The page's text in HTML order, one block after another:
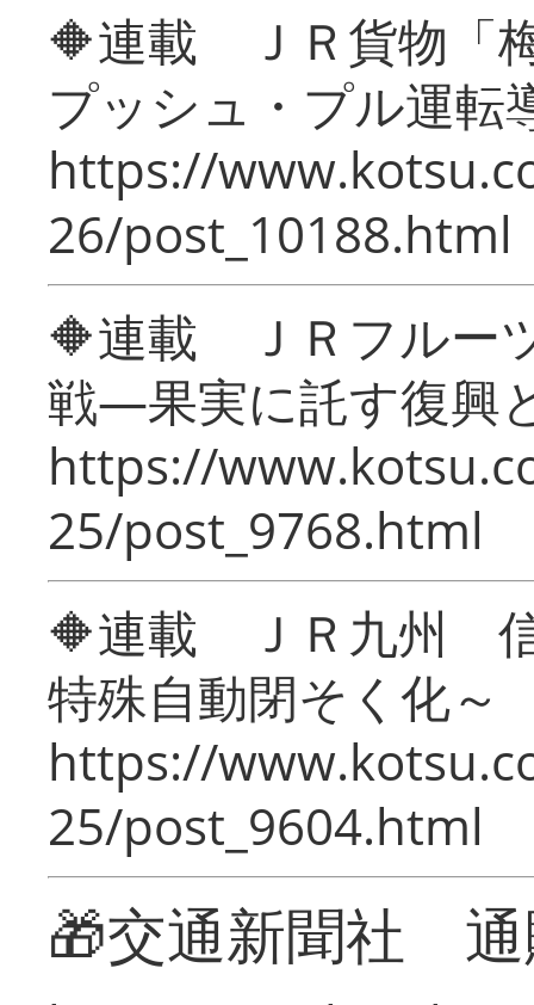
🔶連載 ＪＲ貨物「
プッシュ・プル運転
https://
26/post_10188.html
🔶連載 ＪＲフルー
戦―果実に託す復興
https://
25/post_9768.html
🔶連載 ＪＲ九州 信
特殊自動閉そく化～
https://
25/post_9604.html
🎁交通新聞社